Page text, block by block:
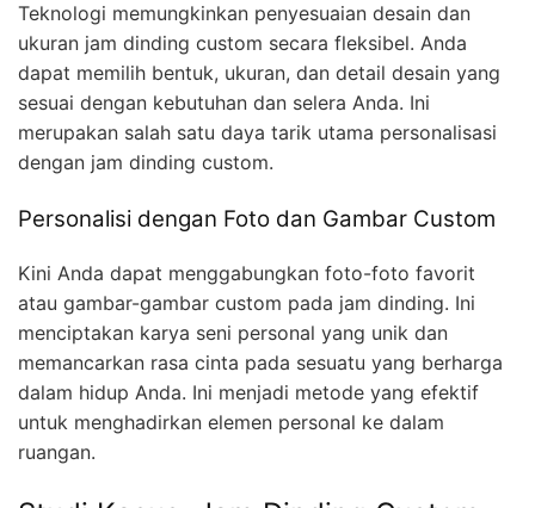
Teknologi memungkinkan penyesuaian desain dan
ukuran jam dinding custom secara fleksibel. Anda
dapat memilih bentuk, ukuran, dan detail desain yang
sesuai dengan kebutuhan dan selera Anda. Ini
merupakan salah satu daya tarik utama personalisasi
dengan jam dinding custom.
Personalisi dengan Foto dan Gambar Custom
Kini Anda dapat menggabungkan foto-foto favorit
atau gambar-gambar custom pada jam dinding. Ini
menciptakan karya seni personal yang unik dan
memancarkan rasa cinta pada sesuatu yang berharga
dalam hidup Anda. Ini menjadi metode yang efektif
untuk menghadirkan elemen personal ke dalam
ruangan.